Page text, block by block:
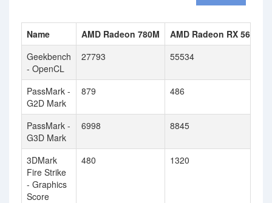
Name AMD Radeon 780M
AMD Radeon RX 5600M
Geekbench
- OpenCL
27793 55534
PassMark -
G2D Mark
879 486
PassMark -
G3D Mark
6998 8845
3DMark
Fire Strike
- Graphics
Score
480 1320